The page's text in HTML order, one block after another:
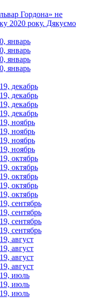
Гордона» не
2020 року. Дякуємо
январь
январь
январь
январь
декабрь
декабрь
декабрь
декабрь
ноябрь
ноябрь
ноябрь
ноябрь
октябрь
октябрь
октябрь
октябрь
октябрь
сентябрь
сентябрь
сентябрь
сентябрь
август
август
август
август
июль
июль
июль